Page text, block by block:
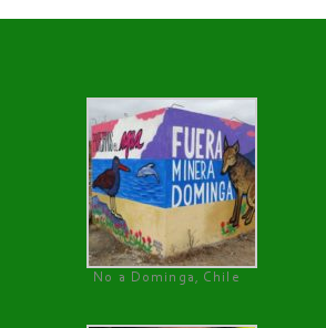
No a Dominga, Chile